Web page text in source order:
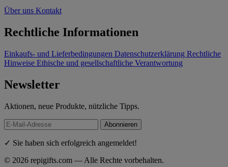
Über uns Kontakt
Rechtliche Informationen
Einkaufs- und Lieferbedingungen Datenschutzerklärung Rechtliche
Hinweise Ethische und gesellschaftliche Verantwortung
Newsletter
Aktionen, neue Produkte, nützliche Tipps.
Abonnieren
✓ Sie haben sich erfolgreich angemeldet!
© 2026 repigifts.com — Alle Rechte vorbehalten.